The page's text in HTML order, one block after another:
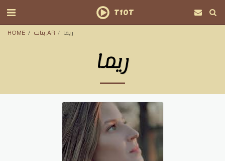
T10T
HOME بنات ,AR ريما
ريما